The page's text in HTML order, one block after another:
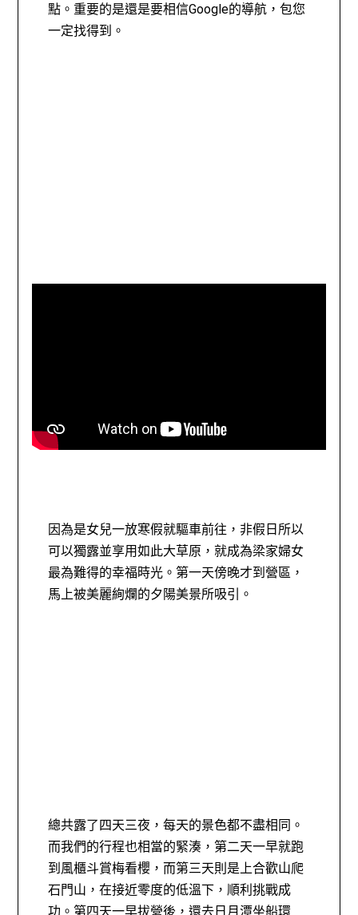
點。重要的是還是要相信Google的導航，包您
一定找得到。
因為是女兒一放寒假就驅車前往，非假日所以
可以獨露並享用如此大草原，就成為梁家婦女
最為難得的幸福時光。第一天傍晚才到營區，
馬上被美麗絢爛的夕陽美景所吸引。
總共露了四天三夜，每天的景色都不盡相同。
而我們的行程也相當的緊湊，第二天一早就跑
到風櫃斗賞梅看櫻，而第三天則是上合歡山爬
石門山，在接近零度的低溫下，順利挑戰成
功。第四天一早拔營後，還去日月潭坐船環